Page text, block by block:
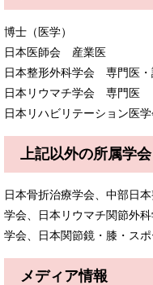
博士（医学）
日本医師会 産業医
日本整形外科学会 専門医・
日本リウマチ学会 専門医
日本リハビリテーション医
上記以外の所属学会
日本骨折治療学会、中部日
学会、日本リウマチ関節外
学会、日本関節鏡・膝・ス
メディア情報